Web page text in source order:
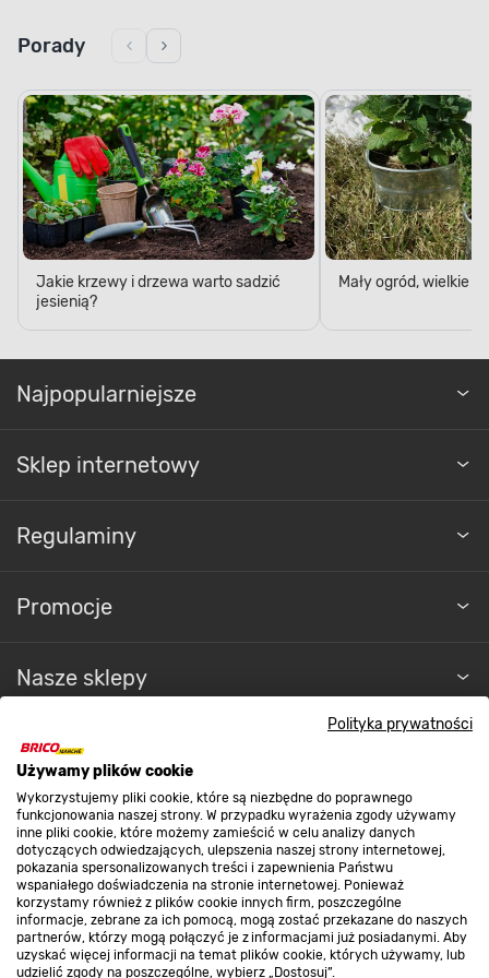
Polityka prywatności
Używamy plików cookie
Wykorzystujemy pliki cookie, które są niezbędne do poprawnego
funkcjonowania naszej strony. W przypadku wyrażenia zgody używamy
inne pliki cookie, które możemy zamieścić w celu analizy danych
dotyczących odwiedzających, ulepszenia naszej strony internetowej,
pokazania spersonalizowanych treści i zapewnienia Państwu
wspaniałego doświadczenia na stronie internetowej. Ponieważ
korzystamy również z plików cookie innych firm, poszczególne
informacje, zebrane za ich pomocą, mogą zostać przekazane do naszych
partnerów, którzy mogą połączyć je z informacjami już posiadanymi. Aby
uzyskać więcej informacji na temat plików cookie, których używamy, lub
udzielić zgody na poszczególne, wybierz „Dostosuj”.
Porady
Jakie krzewy i drzewa warto sadzić
jesienią?
Mały ogród, wielkie
Najpopularniejsze
Sklep internetowy
Regulaminy
Promocje
Nasze sklepy
O nas
Kontakt do sklepu
Strefa biznesu